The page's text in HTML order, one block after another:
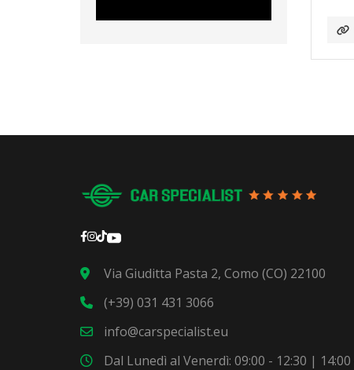
Via Giuditta Pasta 2, Como (CO) 22100
(+39) 031 431 3066
info@carspecialist.eu
Dal Lunedì al Venerdì: 09:00 - 12:30 | 14:00